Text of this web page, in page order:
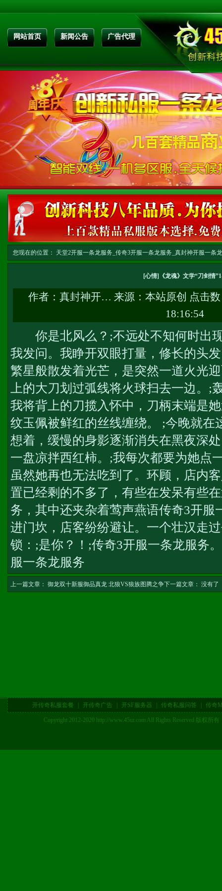
网站首页 新闻公告 广告代理
您现在的位置： 天堂2开服一条龙服务_传奇3开服一条龙服务_真封神开服一条
[心情]《龙魂》文学“刀剑情
作者： 真封神开… 来源：本站原创 点击
18:16:54
你是北风么？;不远处不知何时出
我发问。我睁开双眼打量，修长的头
繁星般散发着光芒，是突然一道火光
上的大刀划过弧线将火球扫去一边。;
我将背上的刀揽入怀中，刀柄末端是
纹玉佩被鲜红的丝线缠绕。 ;今晚就在
想着，缓慢的身影逐渐消失在黑夜深
一盘凉拌西红柿。;我每次都要为她点
虽然她再也无法吃到了。环顾，店内
置已经剩的不多了，有些在发呆有些
务 ，其中还夹杂着莺声燕语传奇3开服
进门坎，店客纷纷避让。一个壮汉走
锁：;是你？！;传奇3开服一条龙服务。
服一条龙服务
上一篇文章： 御龙双十新服御品真龙 北狼VS狼族图腾之争下一篇文章： 没有了
开传奇私服套餐 开传奇广告 开SF服务器 传奇私服问答 传奇
Copyright 2012-2020 http://www.45ur.com All Rights Reserved 版权